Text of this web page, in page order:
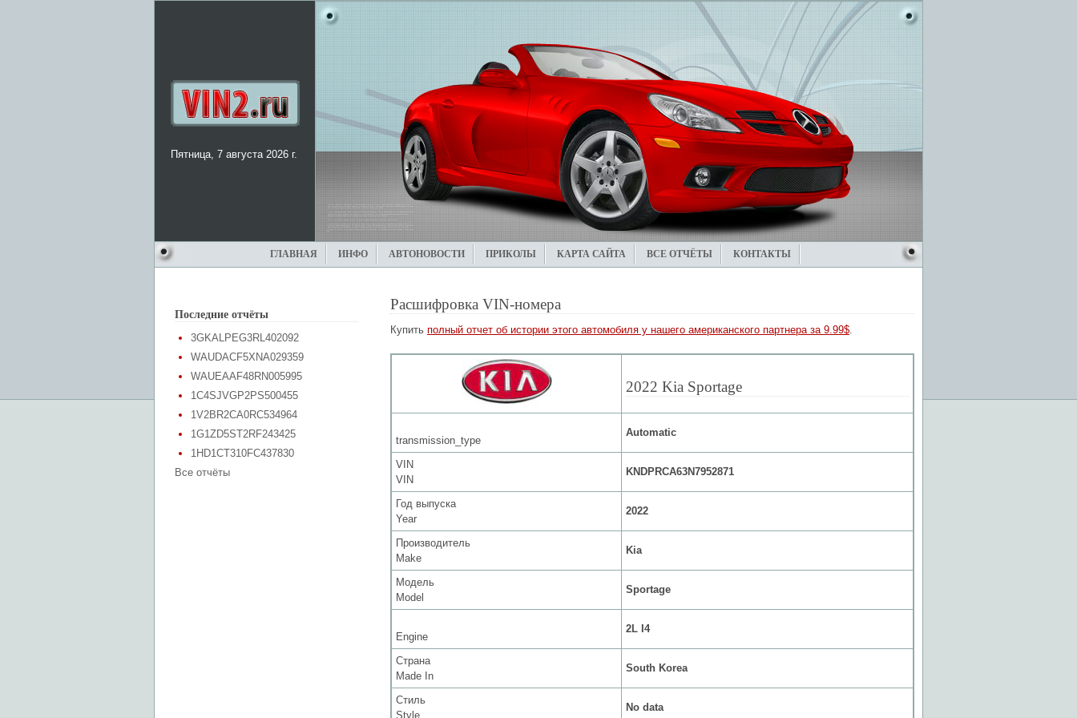
Пятница, 7 августа 2026 г.
ГЛАВНАЯ ИНФО АВТОНОВОСТИ ПРИКОЛЫ КАРТА САЙТА ВСЕ ОТЧЁТЫ КОНТАКТЫ
Последние отчёты
3GKALPEG3RL402092
WAUDACF5XNA029359
WAUEAAF48RN005995
1C4SJVGP2PS500455
1V2BR2CA0RC534964
1G1ZD5ST2RF243425
1HD1CT310FC437830
Все отчёты
Расшифровка VIN-номера
Купить полный отчет об истории этого автомобиля у нашего американского партнера за 9.99$.
2022 Kia Sportage
transmission_type
Automatic
VIN
VIN
KNDPRCA63N7952871
Год выпуска
Year
2022
Производитель
Make
Kia
Модель
Model
Sportage
Engine
2L I4
Страна
Made In
South Korea
Стиль
Style
No data